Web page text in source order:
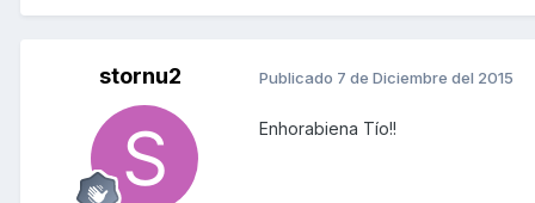
stornu2 Publicado 7 de Diciembre del 2015
Enhorabiena Tío!!